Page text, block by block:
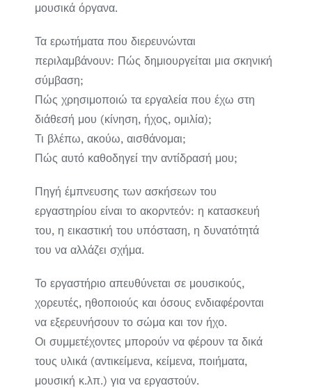
μουσικά όργανα.
Τα ερωτήματα που διερευνώνται
περιλαμβάνουν: Πώς δημιουργείται μια σκηνική
σύμβαση;
Πώς χρησιμοποιώ τα εργαλεία που έχω στη
διάθεσή μου (κίνηση, ήχος, ομιλία);
Τι βλέπω, ακούω, αισθάνομαι;
Πώς αυτό καθοδηγεί την αντίδρασή μου;
Πηγή έμπνευσης των ασκήσεων του
εργαστηρίου είναι το ακορντεόν: η κατασκευή
του, η εικαστική του υπόσταση, η δυνατότητά
του να αλλάζει σχήμα.
Το εργαστήριο απευθύνεται σε μουσικούς,
χορευτές, ηθοποιούς και όσους ενδιαφέρονται
να εξερευνήσουν το σώμα και τον ήχο.
Οι συμμετέχοντες μπορούν να φέρουν τα δικά
τους υλικά (αντικείμενα, κείμενα, ποιήματα,
μουσική κ.λπ.) για να εργαστούν.